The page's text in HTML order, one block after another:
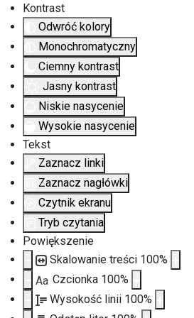
Kontrast
Odwróć kolory
Monochromatyczny
Ciemny kontrast
Jasny kontrast
Niskie nasycenie
Wysokie nasycenie
Tekst
Zaznacz linki
Zaznacz nagłówki
Czytnik ekranu
Tryb czytania
Powiększenie
Skalowanie treści 100%
Aa Czcionka 100%
Wysokość linii 100%